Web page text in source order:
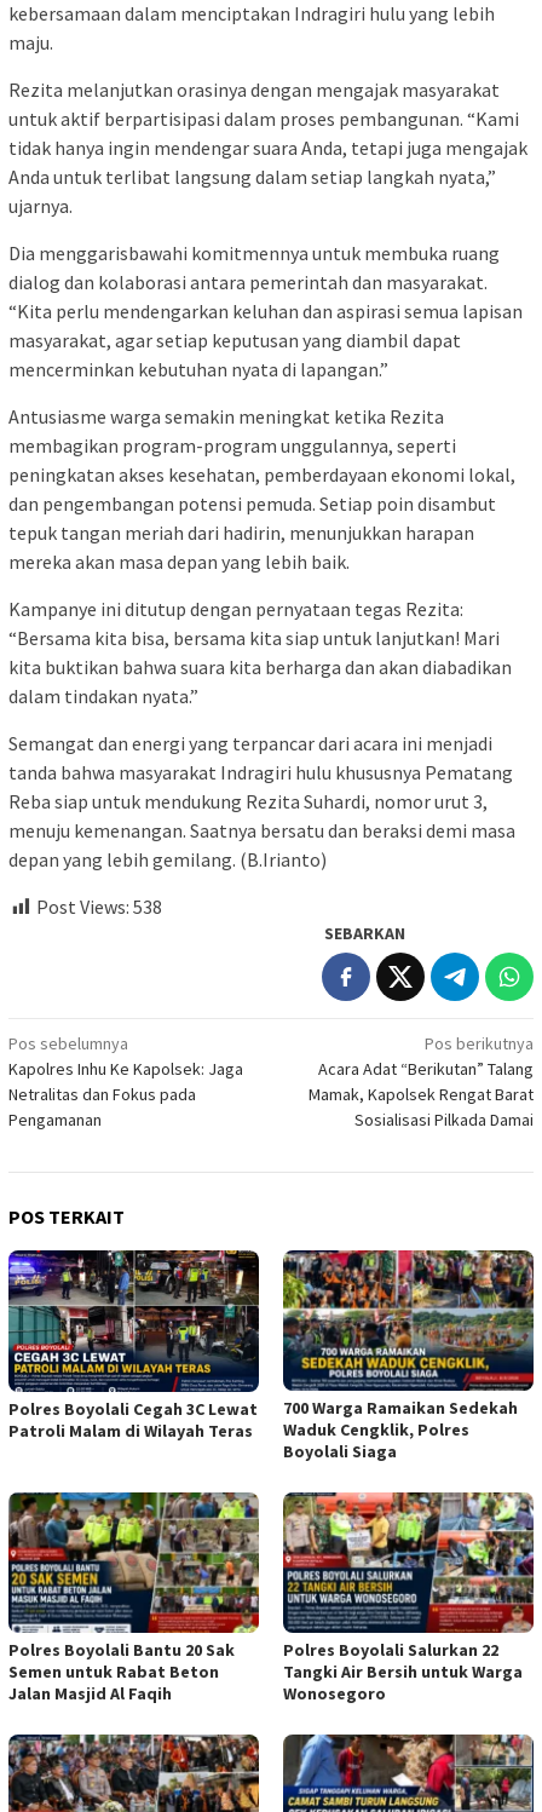
kebersamaan dalam menciptakan Indragiri hulu yang lebih
maju.
Rezita melanjutkan orasinya dengan mengajak masyarakat
untuk aktif berpartisipasi dalam proses pembangunan. “Kami
tidak hanya ingin mendengar suara Anda, tetapi juga mengajak
Anda untuk terlibat langsung dalam setiap langkah nyata,”
ujarnya.
Dia menggarisbawahi komitmennya untuk membuka ruang
dialog dan kolaborasi antara pemerintah dan masyarakat.
“Kita perlu mendengarkan keluhan dan aspirasi semua lapisan
masyarakat, agar setiap keputusan yang diambil dapat
mencerminkan kebutuhan nyata di lapangan.”
Antusiasme warga semakin meningkat ketika Rezita
membagikan program-program unggulannya, seperti
peningkatan akses kesehatan, pemberdayaan ekonomi lokal,
dan pengembangan potensi pemuda. Setiap poin disambut
tepuk tangan meriah dari hadirin, menunjukkan harapan
mereka akan masa depan yang lebih baik.
Kampanye ini ditutup dengan pernyataan tegas Rezita:
“Bersama kita bisa, bersama kita siap untuk lanjutkan! Mari
kita buktikan bahwa suara kita berharga dan akan diabadikan
dalam tindakan nyata.”
Semangat dan energi yang terpancar dari acara ini menjadi
tanda bahwa masyarakat Indragiri hulu khususnya Pematang
Reba siap untuk mendukung Rezita Suhardi, nomor urut 3,
menuju kemenangan. Saatnya bersatu dan beraksi demi masa
depan yang lebih gemilang. (B.Irianto)
Post Views: 538
SEBARKAN
Navigasi
pos
Pos sebelumnya
Kapolres Inhu Ke Kapolsek: Jaga
Netralitas dan Fokus pada
Pengamanan
Pos berikutnya
Acara Adat “Berikutan” Talang
Mamak, Kapolsek Rengat Barat
Sosialisasi Pilkada Damai
POS TERKAIT
Polres Boyolali Cegah 3C Lewat
Patroli Malam di Wilayah Teras
700 Warga Ramaikan Sedekah
Waduk Cengklik, Polres
Boyolali Siaga
Polres Boyolali Bantu 20 Sak
Semen untuk Rabat Beton
Jalan Masjid Al Faqih
Polres Boyolali Salurkan 22
Tangki Air Bersih untuk Warga
Wonosegoro